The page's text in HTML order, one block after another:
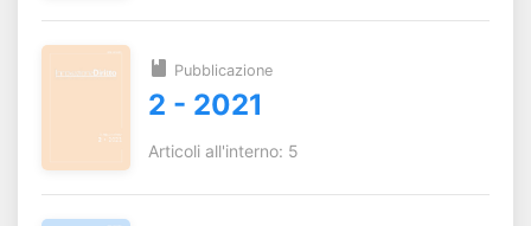
Pubblicazione
2 - 2021
Articoli all'interno: 5